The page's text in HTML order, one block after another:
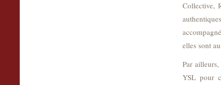
Collective,
elles sont
Par
YSL pour